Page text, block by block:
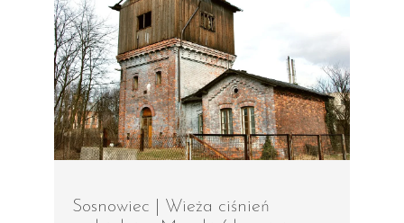
Sosnowiec | Wieża ciśnień